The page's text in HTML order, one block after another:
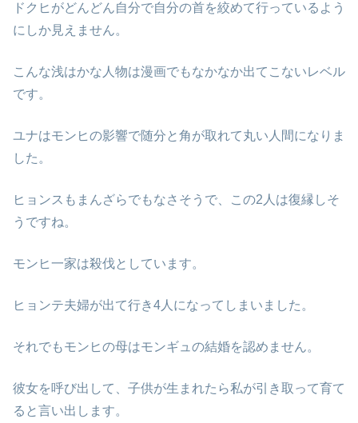
ドクヒがどんどん自分で自分の首を絞めて行っているよう
にしか見えません。
こんな浅はかな人物は漫画でもなかなか出てこないレベル
です。
ユナはモンヒの影響で随分と角が取れて丸い人間になりま
した。
ヒョンスもまんざらでもなさそうで、この2人は復縁しそ
うですね。
モンヒ一家は殺伐としています。
ヒョンテ夫婦が出て行き4人になってしまいました。
それでもモンヒの母はモンギュの結婚を認めません。
彼女を呼び出して、子供が生まれたら私が引き取って育て
ると言い出します。